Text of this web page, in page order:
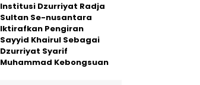
Institusi Dzurriyat Radja
Sultan Se-nusantara
Iktirafkan Pengiran
Sayyid Khairul Sebagai
Dzurriyat Syarif
Muhammad Kebongsuan